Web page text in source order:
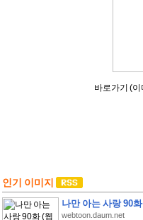
바로가기 (
인기 이미지
나만 아는 사랑 90
webtoon.daum.net